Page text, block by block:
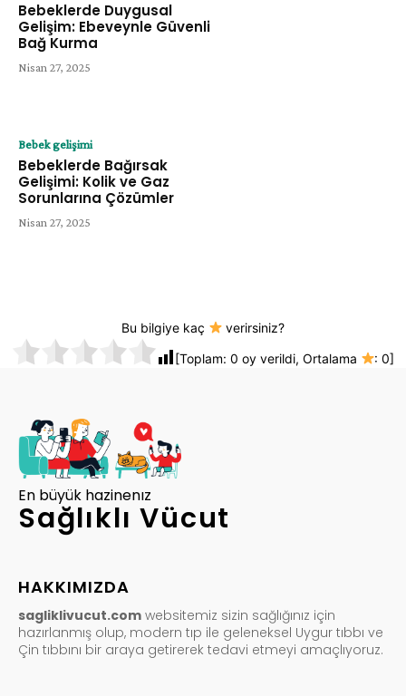
Bebeklerde Duygusal
Gelişim: Ebeveynle Güvenli
Bağ Kurma
Nisan 27, 2025
Bebek gelişimi
Bebeklerde Bağırsak
Gelişimi: Kolik ve Gaz
Sorunlarına Çözümler
Nisan 27, 2025
Bu bilgiye kaç
verirsiniz?
[Toplam: 0 oy verildi, Ortalama :0]
En büyük hazinenız
Sağlıklı Vücut
HAKKIMIZDA
sagliklivucut.com websitemiz sizin sağlığınız için
hazırlanmış olup, modern tıp ile geleneksel Uygur tıbbı ve
Çin tıbbını bir araya getirerek tedavi etmeyi amaçlıyoruz.